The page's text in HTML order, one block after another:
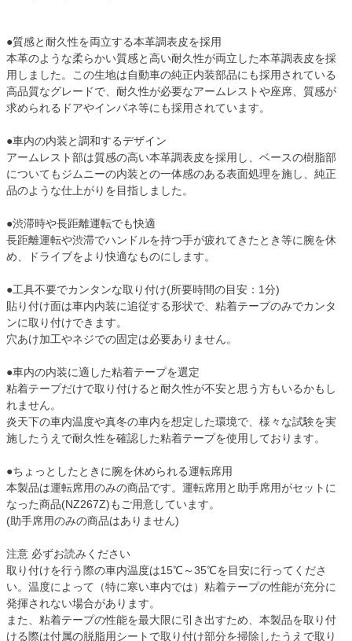
●質感と耐久性を両立する本革調表皮を採用
本革のような柔らかい質感と高い耐久性が両立した本革調表皮を採
用しました。この生地は自動車の純正内装部品にも採用されている
高品質なグレードで、耐久性が必要なアームレストや座席、質感が
求められるドアやインパネ等にも採用されています。
●車内の内装と調和するデザイン
アームレスト部は質感の高い本革調表皮を採用し、ベースの樹脂部
についてもジムニーの内装との一体感のある表面処理を施し、純正
品のような仕上がりを目指しました。
●渋滞時や長距離運転でも快適
長距離運転や渋滞でハンドルを持つ手が疲れてきたとき等に腕を休
め、ドライブをより快適なものにします。
●工具不要でカンタンな取り付け(所要時間の目安：1分)
貼り付け面は車内内装に追従する形状で、粘着テープのみでカンタ
ンに取り付けできます。
穴あけ加工やネジでの固定は必要ありません。
●車内の内装に適した粘着テープを選定
粘着テープだけで取り付けると耐久性が不安と思う方もいるかもし
れません。
炎天下の車内温度や真冬の車内を想定した環境で、様々な試験を実
施したうえで耐久性を確認した粘着テープを使用しております。
●ちょっとしたときに腕を休められる運転席用
本製品は運転席用のみの商品です。運転席用と助手席用がセットに
なった商品(NZ267Z)もご用意しています。
(助手席用のみの商品はありません)
注意 必ずお読みください
取り付けを行う際の車内温度は15℃～35℃を目安に行ってくださ
い。温度によって（特に寒い車内では）粘着テープの性能が充分に
発揮されない場合があります。
また、粘着テープの性能を最大限に引き出すため、本製品を取り付
ける際は付属の脱脂用シートで取り付け部分を掃除したうえで取り